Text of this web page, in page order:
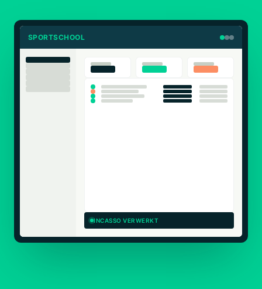
SPORTSCHOOL
INCASSO VERWERKT